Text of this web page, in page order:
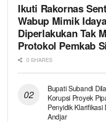
Ikuti Rakornas
Wabup Mimik
Diperlakukan Tak
Protokol Pemkab
0 SHARES
Bupati Subandi
Korupsi Proyek
Penyidik
Andjar